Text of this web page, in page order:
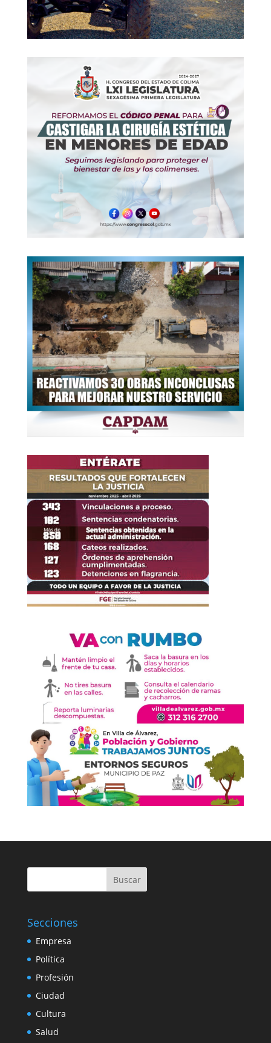
Buscar
Secciones
Empresa
Política
Profesión
Ciudad
Cultura
Salud